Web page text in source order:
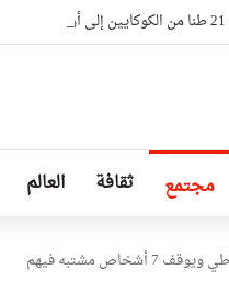
مجتمع ثقافة العالم